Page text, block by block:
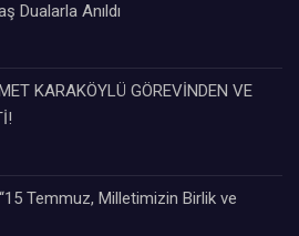
Dualarla Anıldı
KARAKÖYLÜ GÖREVİNDEN VE
Temmuz, Milletimizin Birlik ve